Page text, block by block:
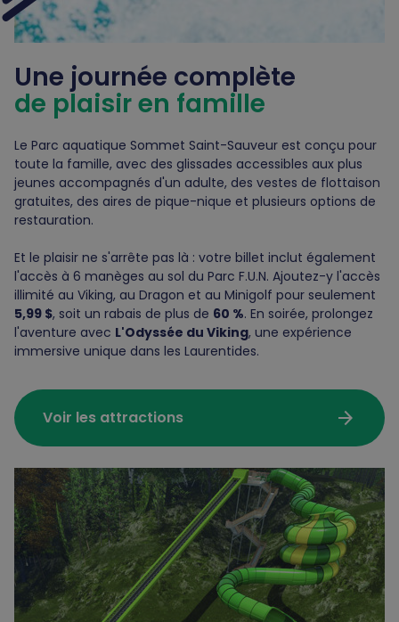
Une journée complète
de plaisir en famille
Le Parc aquatique Sommet Saint-Sauveur est conçu pour
toute la famille, avec des glissades accessibles aux plus
jeunes accompagnés d'un adulte, des vestes de flottaison
gratuites, des aires de pique-nique et plusieurs options de
restauration.
Et le plaisir ne s'arrête pas là : votre billet inclut également
l'accès à 6 manèges au sol du Parc F.U.N. Ajoutez-y l'accès
illimité au Viking, au Dragon et au Minigolf pour seulement
5,99 $, soit un rabais de plus de 60 %. En soirée, prolongez
l'aventure avec L'Odyssée du Viking, une expérience
immersive unique dans les Laurentides.
Voir les attractions arrow_forward